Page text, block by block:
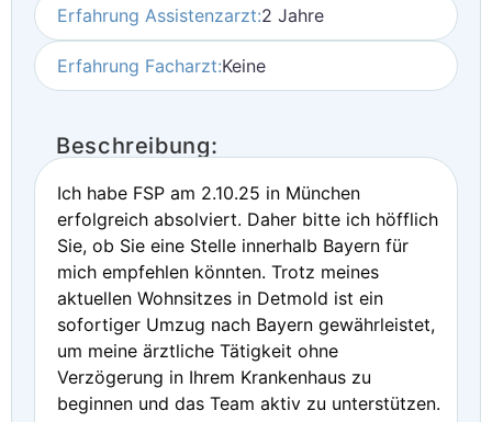
Erfahrung Assistenzarzt:2 Jahre
Erfahrung Facharzt:Keine
Beschreibung:
Ich habe FSP am 2.10.25 in München
erfolgreich absolviert. Daher bitte ich höfflich
Sie, ob Sie eine Stelle innerhalb Bayern für
mich empfehlen könnten. Trotz meines
aktuellen Wohnsitzes in Detmold ist ein
sofortiger Umzug nach Bayern gewährleistet,
um meine ärztliche Tätigkeit ohne
Verzögerung in Ihrem Krankenhaus zu
beginnen und das Team aktiv zu unterstützen.